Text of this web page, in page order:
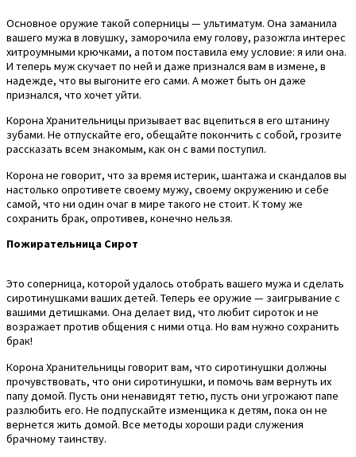
Основное оружие такой соперницы — ультиматум. Она заманила
вашего мужа в ловушку, заморочила ему голову, разожгла интерес
хитроумными крючками, а потом поставила ему условие: я или она.
И теперь муж скучает по ней и даже признался вам в измене, в
надежде, что вы выгоните его сами. А может быть он даже
признался, что хочет уйти.
Корона Хранительницы призывает вас вцепиться в его штанину
зубами. Не отпускайте его, обещайте покончить с собой, грозите
рассказать всем знакомым, как он с вами поступил.
Корона не говорит, что за время истерик, шантажа и скандалов вы
настолько опротивете своему мужу, своему окружению и себе
самой, что ни один очаг в мире такого не стоит. К тому же
сохранить брак, опротивев, конечно нельзя.
Пожирательница Сирот
Это соперница, которой удалось отобрать вашего мужа и сделать
сиротинушками ваших детей. Теперь ее оружие — заигрывание с
вашими детишками. Она делает вид, что любит сироток и не
возражает против общения с ними отца. Но вам нужно сохранить
брак!
Корона Хранительницы говорит вам, что сиротинушки должны
прочувствовать, что они сиротинушки, и помочь вам вернуть их
папу домой. Пусть они ненавидят тетю, пусть они угрожают папе
разлюбить его. Не подпускайте изменщика к детям, пока он не
вернется жить домой. Все методы хороши ради служения
брачному таинству.